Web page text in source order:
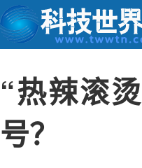
“热辣滚
号？